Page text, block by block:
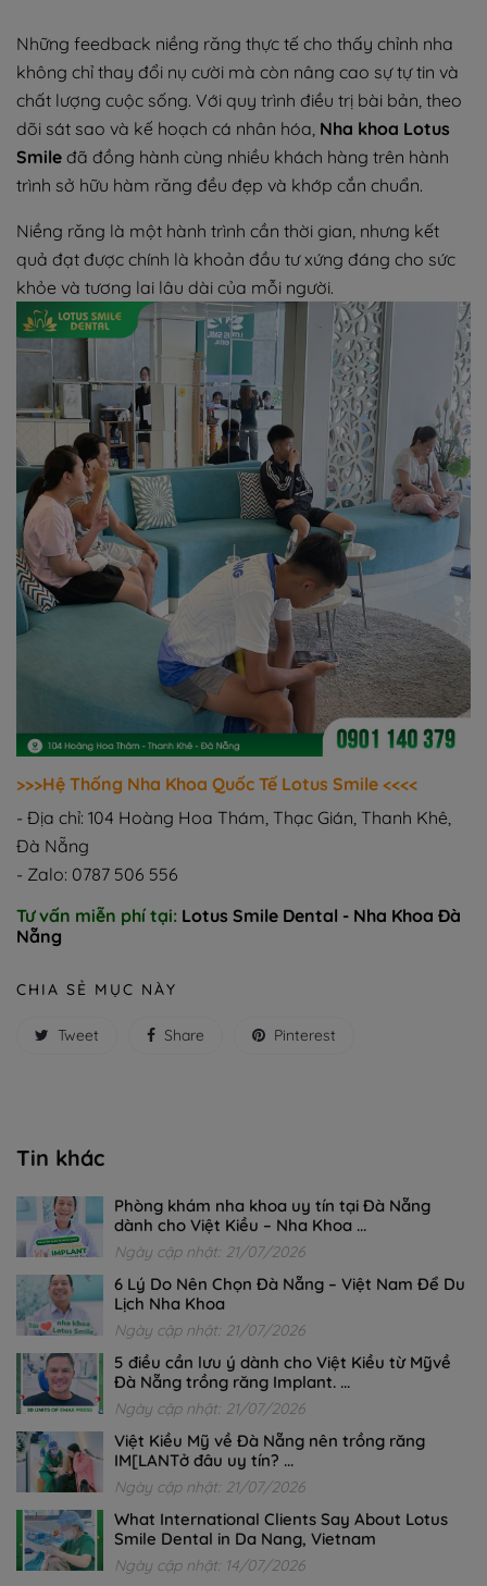
Những feedback niềng răng thực tế cho thấy chỉnh nha
không chỉ thay đổi nụ cười mà còn nâng cao sự tự tin và
chất lượng cuộc sống. Với quy trình điều trị bài bản, theo
dõi sát sao và kế hoạch cá nhân hóa, Nha khoa Lotus
Smile đã đồng hành cùng nhiều khách hàng trên hành
trình sở hữu hàm răng đều đẹp và khớp cắn chuẩn.
Niềng răng là một hành trình cần thời gian, nhưng kết
quả đạt được chính là khoản đầu tư xứng đáng cho sức
khỏe và tương lai lâu dài của mỗi người.
>>>Hệ Thống Nha Khoa Quốc Tế Lotus Smile <<<<
- Địa chỉ: 104 Hoàng Hoa Thám, Thạc Gián, Thanh Khê,
Đà Nẵng
- Zalo: 0787 506 556
Tư vấn miễn phí tại: Lotus Smile Dental - Nha Khoa Đà
Nẵng
CHIA SẺ MỤC NÀY
Tweet Share Pinterest
Tin khác
Phòng khám nha khoa uy tín tại Đà Nẵng
dành cho Việt Kiều – Nha Khoa ...
Ngày cập nhật: 21/07/2026
6 Lý Do Nên Chọn Đà Nẵng – Việt Nam Để Du
Lịch Nha Khoa
Ngày cập nhật: 21/07/2026
5 điều cần lưu ý dành cho Việt Kiều từ Mỹvề
Đà Nẵng trồng răng Implant. ...
Ngày cập nhật: 21/07/2026
Việt Kiều Mỹ về Đà Nẵng nên trồng răng
IM[LANTở đâu uy tín? ...
Ngày cập nhật: 21/07/2026
What International Clients Say About Lotus
Smile Dental in Da Nang, Vietnam
Ngày cập nhật: 14/07/2026